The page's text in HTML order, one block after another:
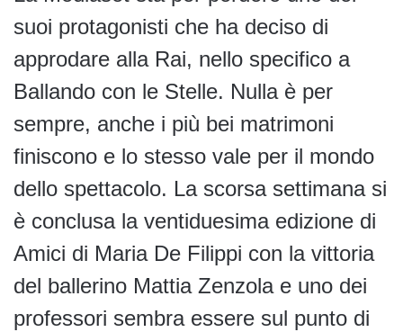
suoi protagonisti che ha deciso di
approdare alla Rai, nello specifico a
Ballando con le Stelle. Nulla è per
sempre, anche i più bei matrimoni
finiscono e lo stesso vale per il mondo
dello spettacolo. La scorsa settimana si
è conclusa la ventiduesima edizione di
Amici di Maria De Filippi con la vittoria
del ballerino Mattia Zenzola e uno dei
professori sembra essere sul punto di